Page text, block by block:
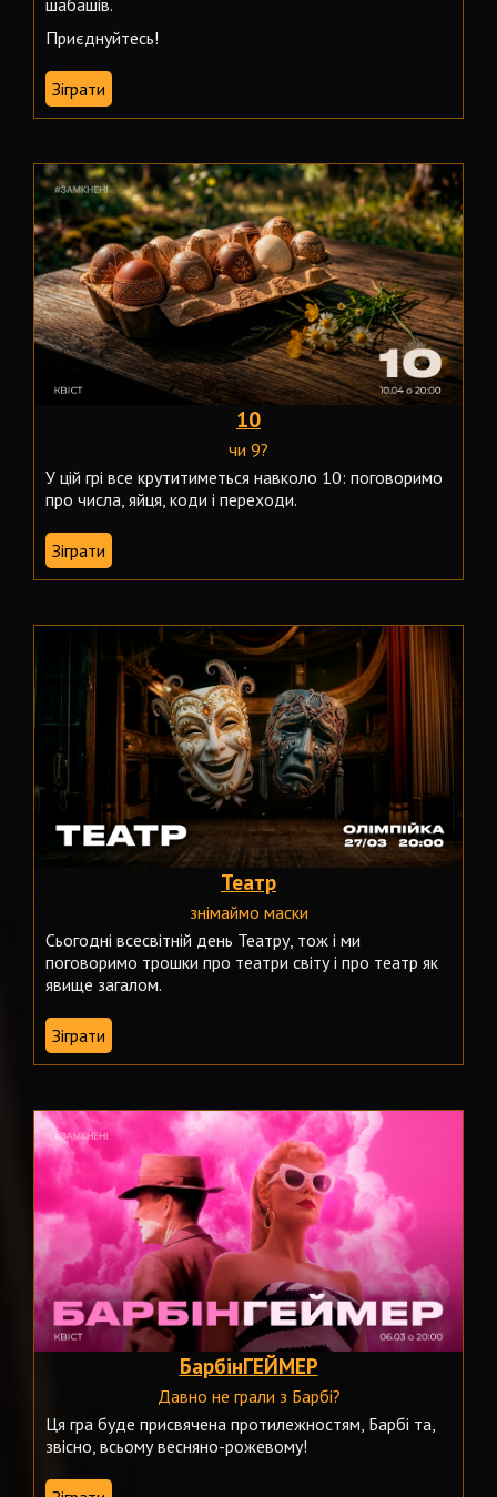
шабашів.
Приєднуйтесь!
Зіграти
10
чи 9?
У цій грі все крутитиметься навколо 10: поговоримо
про числа, яйця, коди і переходи.
Зіграти
Театр
знімаймо маски
Сьогодні всесвітній день Театру, тож і ми
поговоримо трошки про театри світу і про театр як
явище загалом.
Зіграти
БарбінГЕЙМЕР
Давно не грали з Барбі?
Ця гра буде присвячена протилежностям, Барбі та,
звісно, всьому весняно-рожевому!